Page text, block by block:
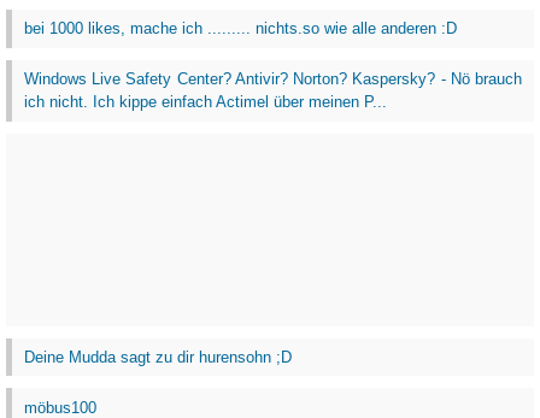
bei 1000 likes, mache ich ......... nichts.so wie alle anderen :D
Windows Live Safety Center? Antivir? Norton? Kaspersky? - Nö brauch
ich nicht. Ich kippe einfach Actimel über meinen P...
Deine Mudda sagt zu dir hurensohn ;D
möbus100